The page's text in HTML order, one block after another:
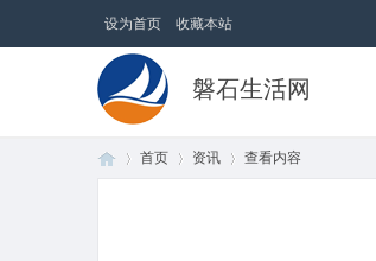
设为首页 收藏本站
磐石生活网
首页 资讯 查看内容